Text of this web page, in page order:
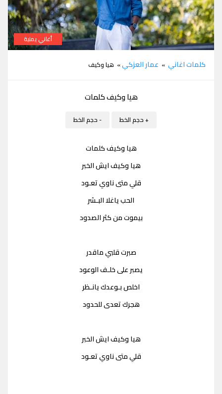
أغاني يمنية
كلمات اغاني » عمار العزكي» هيا وكيف
هيا وكيف كلمات
+ حجم الخط - حجم الخط
هيا وكيف كلمات
هيا وكيف ايش الخبر
قلي متى ناوي تعـود
الحب ياغلا البـشر
بيموت من كثر الصدود
صبرت قلبي ماقدر
يصبر على خلـف الوعود
اخلص بـوعدك يانـظر
هجرك تعدى للحدود
هيا وكيف ايش الخبر
قلي متى ناوي تعـود